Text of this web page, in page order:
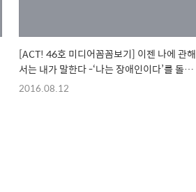
[ACT! 46호 미디어꼼꼼보기] 이젠 나에 관해
서는 내가 말한다 -‘나는 장애인이다’를 돌아
보면서 -
2016.08.12